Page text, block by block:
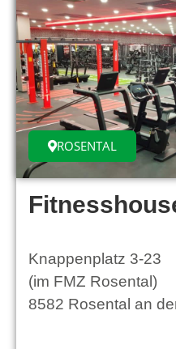
ROSENTAL
Knappenplatz 3-23
(im FMZ Rosental)
8582 Rosental an